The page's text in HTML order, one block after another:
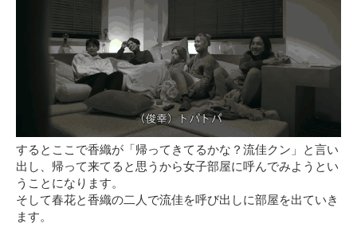
するとここで香織が 「帰ってきてるかな？流佳クン」
と言い
出し、帰って来てると思うから女子部屋に呼んでみようとい
うことになります。
そして春花と香織の二人で流佳を呼び出しに部屋を出ていき
ます。